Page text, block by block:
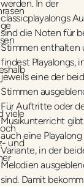
viele
und
werden. In der
classicplayalongs
sind die Noten für
Stimmen enthalten
findest Playalongs,
jeweils eine der
Stimmen
Für Auftritte oder
Musikunterricht
auch eine Playalong
Variante, in der
Melodien
sind. Damit